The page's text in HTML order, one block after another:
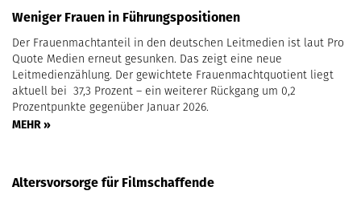
Weniger Frauen in Führungspositionen
Der Frauenmachtanteil in den deutschen Leitmedien ist laut Pro
Quote Medien erneut gesunken. Das zeigt eine neue
Leitmedienzählung. Der gewichtete Frauenmachtquotient liegt
aktuell bei 37,3 Prozent – ein weiterer Rückgang um 0,2
Prozentpunkte gegenüber Januar 2026.
MEHR »
Altersvorsorge für Filmschaffende